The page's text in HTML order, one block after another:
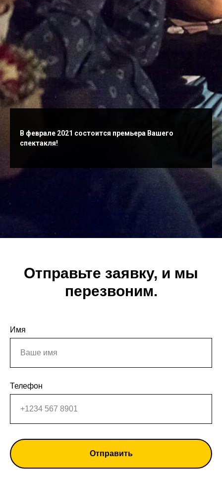
В феврале 2021 состоится премьера Вашего
спектакля!
Отправьте заявку, и мы
перезвоним.
Имя
Телефон
Отправить